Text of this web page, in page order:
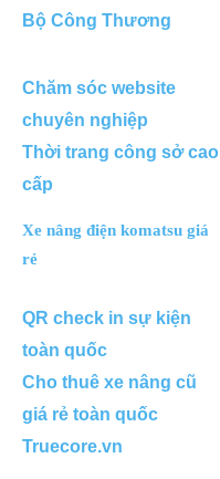
Bộ Công Thương
Chăm sóc website
chuyên nghiệp
Thời trang công sở cao
cấp
Xe nâng điện komatsu giá
rẻ
QR check in sự kiện
toàn quốc
Cho thuê xe nâng cũ
giá rẻ toàn quốc
Truecore.vn